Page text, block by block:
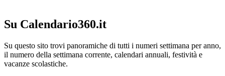
Su Calendario360.it
Su questo sito trovi panoramiche di tutti i numeri settimana per anno,
il numero della settimana corrente, calendari annuali, festività e
vacanze scolastiche.